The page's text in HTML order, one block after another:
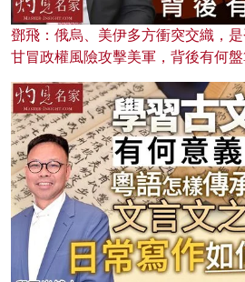
鄧飛：俄烏、美伊多方衝突交織，
甘冒政權風險攻擊美軍，背後有何盤